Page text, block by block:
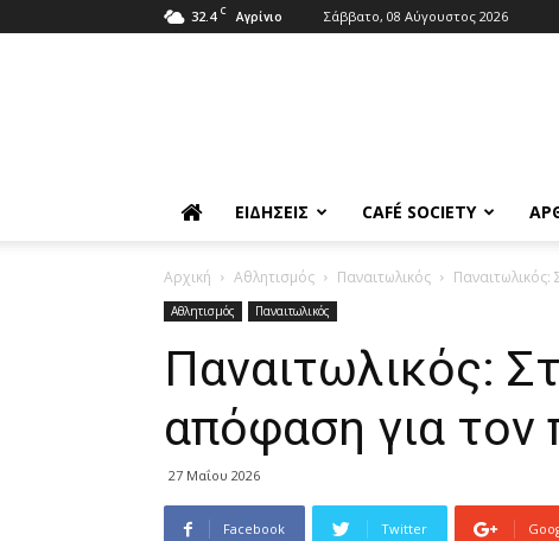
32.4 C Αγρίνιο Σάββατο, 08 Αύγουστος 2026
ΕΙΔΉΣΕΙΣ CAFÉ SOCIETY
Αρχική Αθλητισμός Παναιτωλικός
Αθλητισμός Παναιτωλικός
Παναιτωλικός:
απόφαση για τον
27 Μαΐου 2026
Facebook Twitter